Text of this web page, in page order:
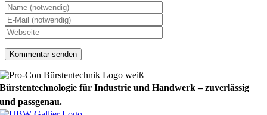
Bürstentechnologie für Industrie und Handwerk – zuverlässig
und passgenau.